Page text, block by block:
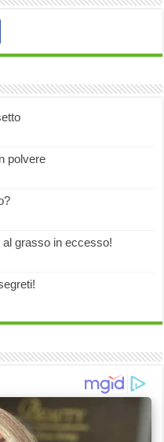
polvere
al grasso in eccesso!